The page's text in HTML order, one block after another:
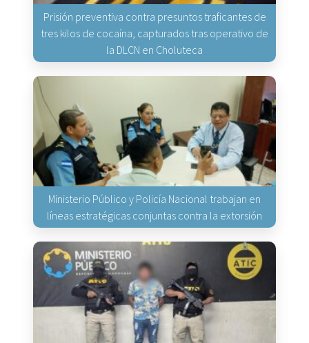
Prisión preventiva contra presuntos traficantes de
tres kilos de cocaína, capturados tras operativo de
la DLCN en Choluteca
Ministerio Público y Policía Nacional trabajan en
líneas estratégicas conjuntas contra la extorsión